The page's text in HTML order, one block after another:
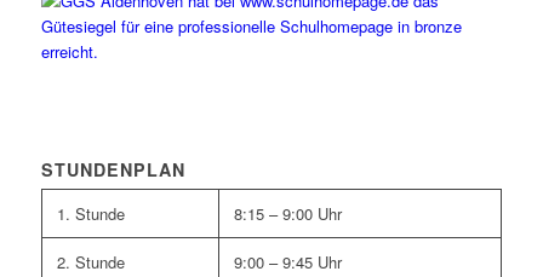
STUNDENPLAN
1. Stunde 8:15 – 9:00 Uhr
2. Stunde 9:00 – 9:45 Uhr